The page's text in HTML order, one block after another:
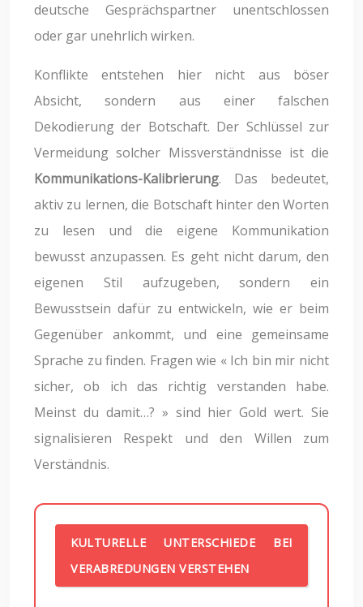
deutsche Gesprächspartner unentschlossen
oder gar unehrlich wirken.
Konflikte entstehen hier nicht aus böser
Absicht, sondern aus einer falschen
Dekodierung der Botschaft. Der Schlüssel zur
Vermeidung solcher Missverständnisse ist die
Kommunikations-Kalibrierung. Das bedeutet,
aktiv zu lernen, die Botschaft hinter den Worten
zu lesen und die eigene Kommunikation
bewusst anzupassen. Es geht nicht darum, den
eigenen Stil aufzugeben, sondern ein
Bewusstsein dafür zu entwickeln, wie er beim
Gegenüber ankommt, und eine gemeinsame
Sprache zu finden. Fragen wie « Ich bin mir nicht
sicher, ob ich das richtig verstanden habe.
Meinst du damit…? » sind hier Gold wert. Sie
signalisieren Respekt und den Willen zum
Verständnis.
KULTURELLE UNTERSCHIEDE BEI
VERABREDUNGEN VERSTEHEN